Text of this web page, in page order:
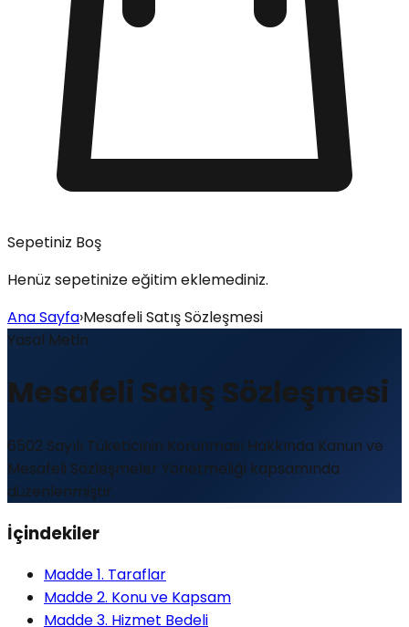
Sepetiniz Boş
Henüz sepetinize eğitim eklemediniz.
Ana Sayfa›Mesafeli Satış Sözleşmesi
Yasal Metin
Mesafeli Satış Sözleşmesi
6502 Sayılı Tüketicinin Korunması Hakkında Kanun ve
Mesafeli Sözleşmeler Yönetmeliği kapsamında
düzenlenmiştir.
İçindekiler
Madde 1. Taraflar
Madde 2. Konu ve Kapsam
Madde 3. Hizmet Bedeli